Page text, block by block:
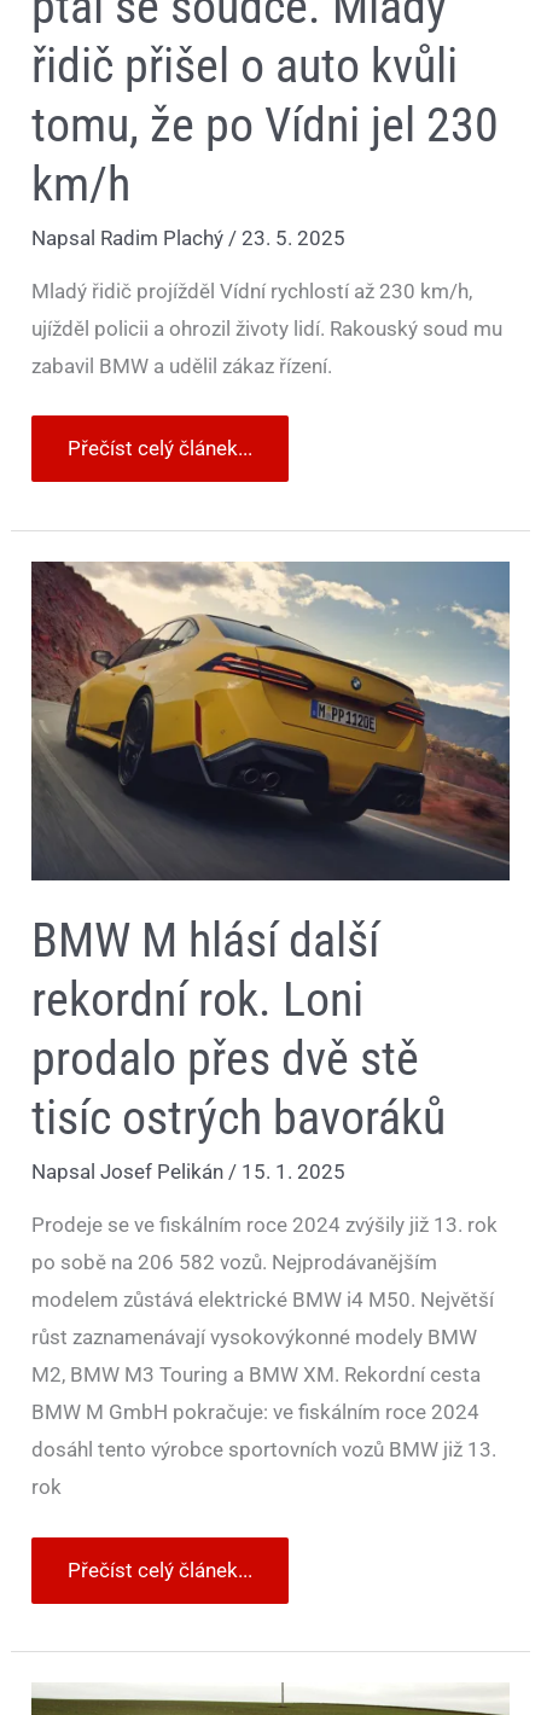
řidič přišel o auto kvůli
tomu, že po Vídni jel 230
km/h
Napsal Radim Plachý /23. 5. 2025
Mladý řidič projížděl Vídní rychlostí až 230 km/h,
ujížděl policii a ohrozil životy lidí. Rakouský soud mu
zabavil BMW a udělil zákaz řízení.
Přečíst celý článek...
BMW M hlásí další
rekordní rok. Loni
prodalo přes dvě stě
tisíc ostrých bavoráků
NapsalJosef Pelikán/ 15. 1. 2025
Prodeje se ve fiskálním roce 2024 zvýšily již 13. rok
po sobě na 206 582 vozů. Nejprodávanějším
modelem zůstává elektrické BMW i4 M50. Největší
růst zaznamenávají vysokovýkonné modely BMW
M2, BMW M3 Touring a BMW XM. Rekordní cesta
BMW M GmbH pokračuje: ve fiskálním roce 2024
dosáhl tento výrobce sportovních vozů BMW již 13.
rok
BMW
M
hlásí
další
rekordní
rok.
Loni
prodalo
přes
dvě
tisíc
ostrých
bavoráků
Přečíst celý článek...